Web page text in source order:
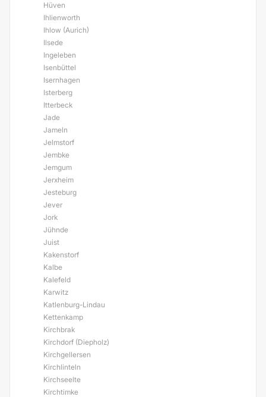
Hüven
Ihlienworth
Ihlow (Aurich)
Ilsede
Ingeleben
Isenbüttel
Isernhagen
Isterberg
Itterbeck
Jade
Jameln
Jelmstorf
Jembke
Jemgum
Jerxheim
Jesteburg
Jever
Jork
Jühnde
Juist
Kakenstorf
Kalbe
Kalefeld
Karwitz
Katlenburg-Lindau
Kettenkamp
Kirchbrak
Kirchdorf (Diepholz)
Kirchgellersen
Kirchlinteln
Kirchseelte
Kirchtimke